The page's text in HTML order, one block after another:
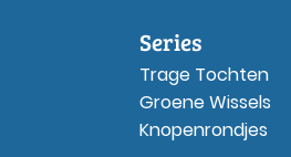
Series
Trage Tochten
Groene Wissels
Knopenrondjes